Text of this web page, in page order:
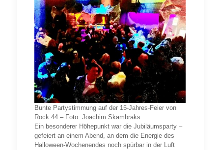
Bunte Partystimmung auf der 15-Jahres-Feier von
Rock 44 – Foto: Joachim Skambraks
Ein besonderer Höhepunkt war die Jubiläumsparty –
gefeiert an einem Abend, an dem die Energie des
Halloween-Wochenendes noch spürbar in der Luft